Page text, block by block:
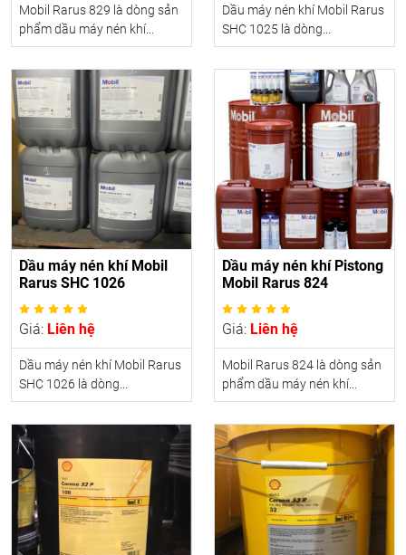
Mobil Rarus 829 là dòng sản
phẩm dầu máy nén khí...
Dầu máy nén khí Mobil Rarus
SHC 1025 là dòng...
Dầu máy nén khí Mobil
Rarus SHC 1026
Giá: Liên hệ
Dầu máy nén khí Mobil Rarus
SHC 1026 là dòng...
Dầu máy nén khí Pistong
Mobil Rarus 824
Giá: Liên hệ
Mobil Rarus 824 là dòng sản
phẩm dầu máy nén khí...